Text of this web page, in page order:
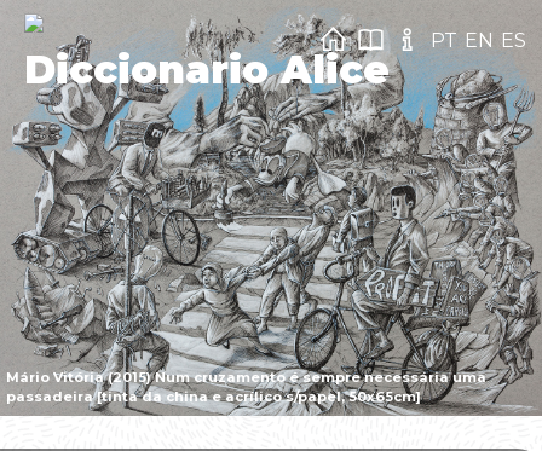
Mário Vitória (2015) Num cruzamento é sempre necessária uma
passadeira [tinta da china e acrílico s/papel, 50x65cm]
Diccionario Alice
PT EN ES